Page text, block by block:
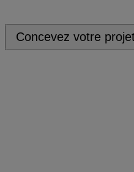
Concevez votre